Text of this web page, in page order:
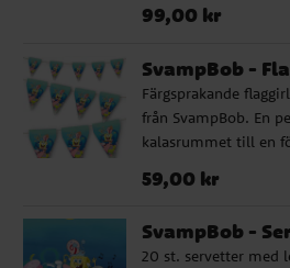
barnen att dra fram
Pris :99,00 kr
99,00 kr
SvampBob -
Färgsprakande
från SvampBob. En
kalasrummet till en
och varje vimpel är
Pris :59,00 kr
59,00 kr
SvampBob -
20 st. servetter med